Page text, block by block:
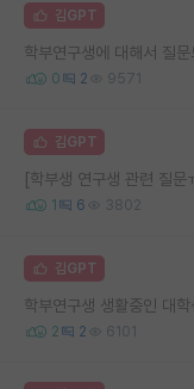
김GPT
학부연구생에 대해서 질문
0 2 9571
김GPT
[학부생 연구생 관련 질문
1 6 3802
김GPT
학부연구생 생활중인 대학
2 2 6101